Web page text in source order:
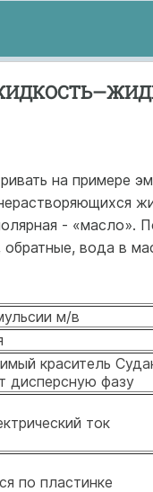
на примере
- «масло».
вода в
м/в
краситель
дисперсную фазу
ток
по пластинке